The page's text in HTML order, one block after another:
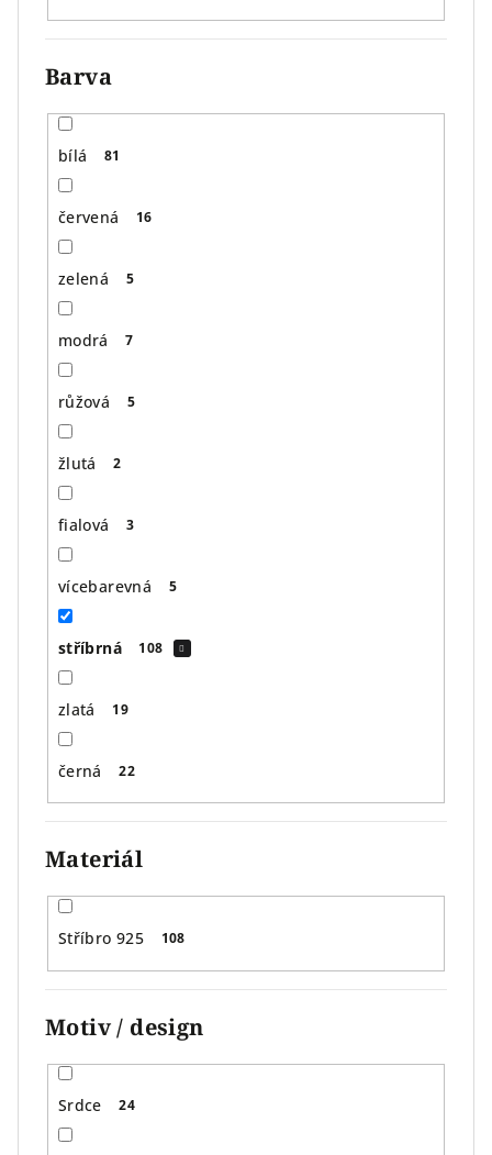
Barva
bílá 81
červená 16
zelená 5
modrá 7
růžová 5
žlutá 2
fialová 3
vícebarevná 5
stříbrná 108
zlatá 19
černá 22
Materiál
Stříbro 925 108
Motiv / design
Srdce 24